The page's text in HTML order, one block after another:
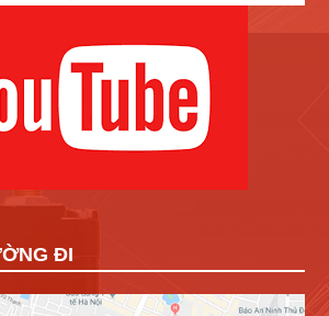
ĐI